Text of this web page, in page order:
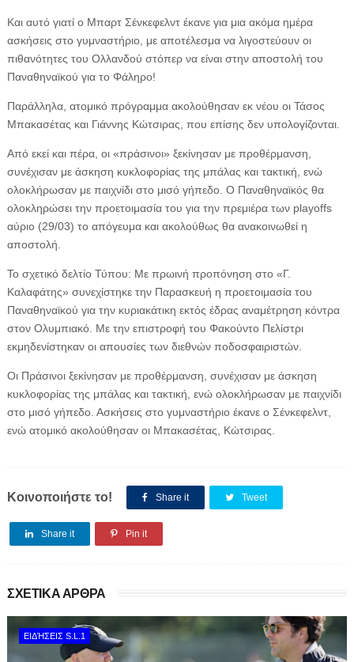
Και αυτό γιατί ο Μπαρτ Σένκεφελντ έκανε για μια ακόμα ημέρα
ασκήσεις στο γυμναστήριο, με αποτέλεσμα να λιγοστεύουν οι
πιθανότητες του Ολλανδού στόπερ να είναι στην αποστολή του
Παναθηναϊκού για το Φάληρο!
Παράλληλα, ατομικό πρόγραμμα ακολούθησαν εκ νέου οι Τάσος
Μπακασέτας και Γιάννης Κώτσιρας, που επίσης δεν υπολογίζονται.
Από εκεί και πέρα, οι «πράσινοι» ξεκίνησαν με προθέρμανση,
συνέχισαν με άσκηση κυκλοφορίας της μπάλας και τακτική, ενώ
ολοκλήρωσαν με παιχνίδι στο μισό γήπεδο. Ο Παναθηναϊκός θα
ολοκληρώσει την προετοιμασία του για την πρεμιέρα των playoffs
αύριο (29/03) το απόγευμα και ακολούθως θα ανακοινωθεί η
αποστολή.
Το σχετικό δελτίο Τύπου: Με πρωινή προπόνηση στο «Γ.
Καλαφάτης» συνεχίστηκε την Παρασκευή η προετοιμασία του
Παναθηναϊκού για την κυριακάτικη εκτός έδρας αναμέτρηση κόντρα
στον Ολυμπιακό. Με την επιστροφή του Φακούντο Πελίστρι
εκμηδενίστηκαν οι απουσίες των διεθνών ποδοσφαιριστών.
Οι Πράσινοι ξεκίνησαν με προθέρμανση, συνέχισαν με άσκηση
κυκλοφορίας της μπάλας και τακτική, ενώ ολοκλήρωσαν με παιχνίδι
στο μισό γήπεδο. Ασκήσεις στο γυμναστήριο έκανε ο Σένκεφελντ,
ενώ ατομικό ακολούθησαν οι Μπακασέτας, Κώτσιρας.
Κοινοποιήστε το! Share it Tweet
Share it Pin it
ΣΧΕΤΙΚΑ ΑΡΘΡΑ
ΕΙΔΉΣΕΙΣ S.L.1